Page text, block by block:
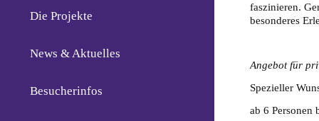
Die Projekte
News & Aktuelles
Besucherinfos
faszinieren.
besonderes
Angebot für
Spezieller
ab 6 Personen